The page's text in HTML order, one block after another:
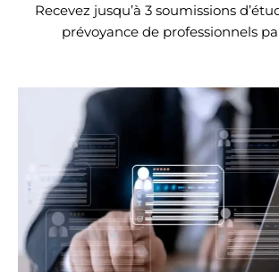
Recevez jusqu’à 3 soumissions
prévoyance de professionnels